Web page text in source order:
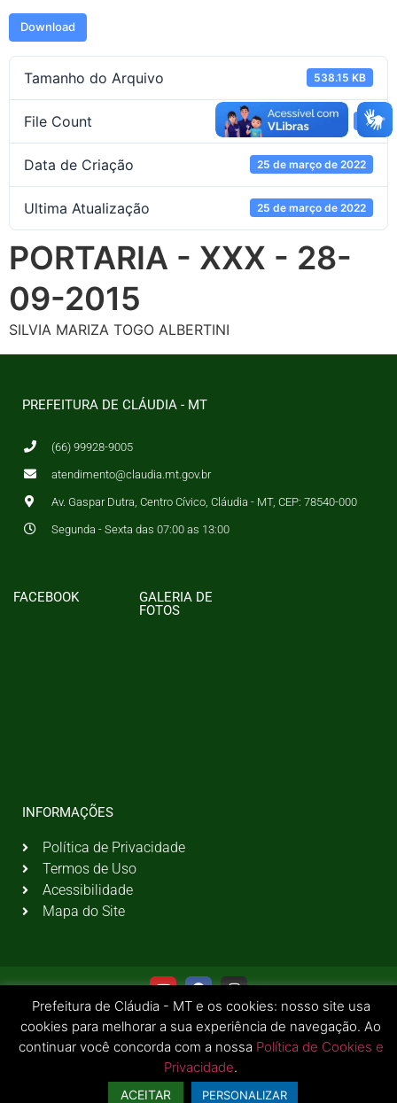
Download
Tamanho do Arquivo 538.15 KB
File Count 1
Data de Criação 25 de março de 2022
Ultima Atualização 25 de março de 2022
PORTARIA - XXX - 28-
09-2015
SILVIA MARIZA TOGO ALBERTINI
PREFEITURA DE CLÁUDIA - MT
(66) 99928-9005
atendimento@claudia.mt.gov.br
Av. Gaspar Dutra, Centro Cívico, Cláudia - MT, CEP: 78540-000
Segunda - Sexta das 07:00 as 13:00
FACEBOOK
GALERIA DE
FOTOS
INFORMAÇÕES
Política de Privacidade
Termos de Uso
Acessibilidade
Mapa do Site
© 2026 Todos os Direitos Reservados | Prefeitura Municipal de Cláudia - MT
Prefeitura de Cláudia - MT e os cookies: nosso site usa
cookies para melhorar a sua experiência de navegação. Ao
continuar você concorda com a nossa Política de Cookies e
Privacidade.
ACEITAR PERSONALIZAR